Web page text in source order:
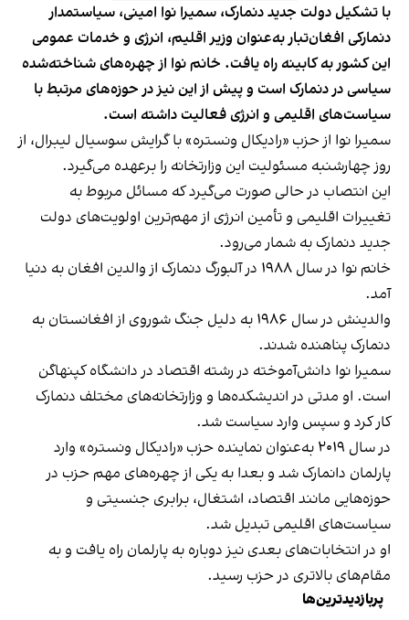
با تشکیل دولت جدید دنمارک، سمیرا نوا امینی، سیاستمدار
دنمارکی افغان‌تبار به‌عنوان وزیر اقلیم، انرژی و خدمات عمومی
این کشور به کابینه راه یافت. خانم نوا از چهره‌های شناخته‌شده
سیاسی در دنمارک است و پیش از این نیز در حوزه‌های مرتبط با
سیاست‌های اقلیمی و انرژی فعالیت داشته است.
سمیرا نوا از حزب «رادیکال ونستره» با گرایش سوسیال لیبرال، از
روز چهارشنبه مسئولیت این وزارتخانه را برعهده می‌گیرد.
این انتصاب در حالی صورت می‌گیرد که مسائل مربوط به
تغییرات اقلیمی و تأمین انرژی از مهم‌ترین اولویت‌های دولت
جدید دنمارک به شمار می‌رود.
خانم نوا در سال ۱۹۸۸ در آلبورگ دنمارک از والدین افغان به دنیا
آمد.
والدینش در سال ۱۹۸۶ به دلیل جنگ شوروی از افغانستان به
دنمارک پناهنده شدند.
سمیرا نوا دانش‌آموخته در رشته اقتصاد در دانشگاه کپنهاگن
است. او مدتی در اندیشکده‌ها و وزارتخانه‌های مختلف دنمارک
کار کرد و سپس وارد سیاست شد.
در سال ۲۰۱۹ به‌عنوان نماینده حزب «رادیکال ونستره» وارد
پارلمان دانمارک شد و بعدا به یکی از چهره‌های مهم حزب در
حوزه‌هایی مانند اقتصاد، اشتغال، برابری جنسیتی و
سیاست‌های اقلیمی تبدیل شد.
او در انتخابات‌های بعدی نیز دوباره به پارلمان راه یافت و به
مقام‌های بالاتری در حزب رسید.
پربازدیدترین‌ها